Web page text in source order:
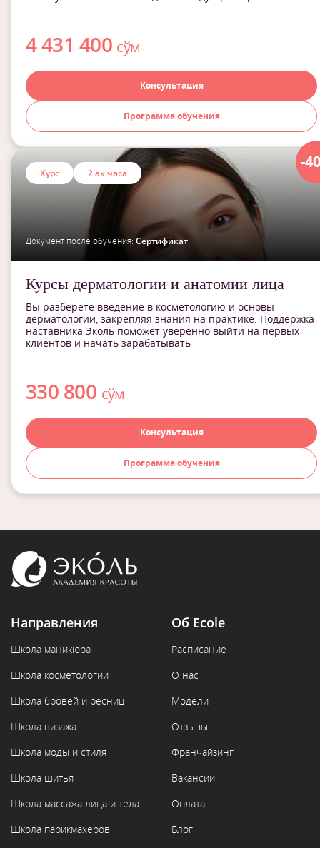
4 431 400 сўм
Консультация
Программа обучения
-
Курс 2 ак.часа
Документ после обучения: Сертификат
Курсы дерматологии и анатомии лица
Вы разберете введение в косметологию и основы
дерматологии, закрепляя знания на практике. Поддержка
наставника Эколь поможет уверенно выйти на первых
клиентов и начать зарабатывать
330 800 сўм
Консультация
Программа обучения
Направления
Школа маникюра
Школа косметологии
Школа бровей и ресниц
Школа визажа
Школа моды и стиля
Школа шитья
Школа массажа лица и тела
Школа парикмахеров
Об Ecole
Расписание
О нас
Модели
Отзывы
Франчайзинг
Вакансии
Оплата
Блог